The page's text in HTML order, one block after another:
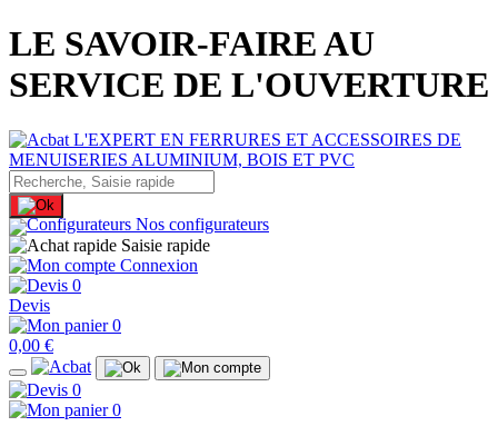
LE SAVOIR-FAIRE AU
SERVICE DE L'OUVERTURE
Nos configurateurs
Saisie rapide
Connexion
0
Devis
0
0,00 €
0
0